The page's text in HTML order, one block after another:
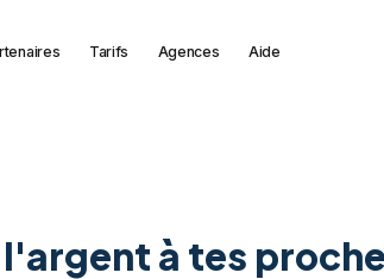
Tarifs Agences Aide
à tes